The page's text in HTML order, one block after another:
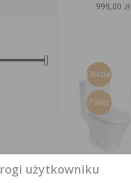
999,00 zł
Okazja!
Pakiet
użytkowniku